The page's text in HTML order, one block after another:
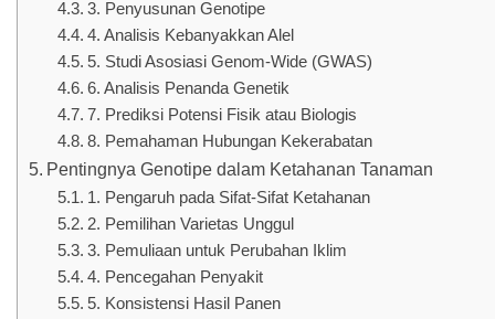
3. Penyusunan Genotipe
4. Analisis Kebanyakkan Alel
5. Studi Asosiasi Genom-Wide (GWAS)
6. Analisis Penanda Genetik
7. Prediksi Potensi Fisik atau Biologis
8. Pemahaman Hubungan Kekerabatan
Pentingnya Genotipe dalam Ketahanan Tanaman
1. Pengaruh pada Sifat-Sifat Ketahanan
2. Pemilihan Varietas Unggul
3. Pemuliaan untuk Perubahan Iklim
4. Pencegahan Penyakit
5. Konsistensi Hasil Panen